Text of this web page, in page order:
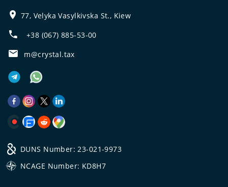
77, Velyka Vasylkivska St., Kiew
+38 (067) 885-53-00
m@crystal.tax
DUNS Number: 23-021-9973
NCAGE Number: KD8H7